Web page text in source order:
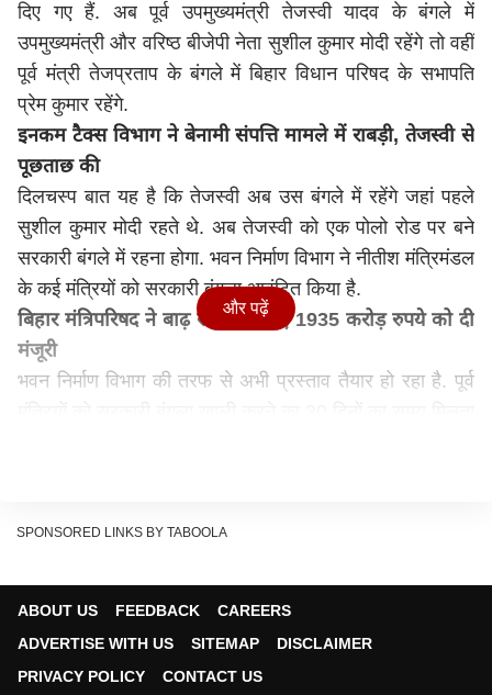
दिए गए हैं. अब पूर्व उपमुख्यमंत्री तेजस्वी यादव के बंगले में
उपमुख्यमंत्री और वरिष्ठ बीजेपी नेता सुशील कुमार मोदी रहेंगे तो वहीं
पूर्व मंत्री तेजप्रताप के बंगले में बिहार विधान परिषद के सभापति
प्रेम कुमार रहेंगे.
इनकम टैक्स विभाग ने बेनामी संपत्ति मामले में राबड़ी, तेजस्वी से
पूछताछ की
दिलचस्प बात यह है कि तेजस्वी अब उस बंगले में रहेंगे जहां पहले
सुशील कुमार मोदी रहते थे. अब तेजस्वी को एक पोलो रोड पर बने
सरकारी बंगले में रहना होगा. भवन निर्माण विभाग ने नीतीश मंत्रिमंडल
के कई मंत्रियों को सरकारी बंगला आवंटित किया है.
बिहार मंत्रिपरिषद ने बाढ़ राहत के लिए 1935 करोड़ रुपये को दी
मंजूरी
भवन निर्माण विभाग की तरफ से अभी प्रस्ताव तैयार हो रहा है. पूर्व
PM मोदी से मिलने पहुंचे डिप्टी सीएम एकनाथ
शिंदे, बोले- जब जब संसद सत्र...
और पढ़ें
SPONSORED LINKS BY TABOOLA
ABOUT US FEEDBACK
CAREERS
ADVERTISE WITH US
SITEMAP
DISCLAIMER
PRIVACY POLICY
CONTACT US